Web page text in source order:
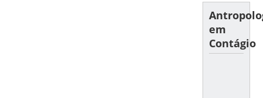
em
Contágio